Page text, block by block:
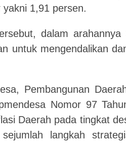
1,91 persen.
dalam
untuk mengendalikan
Pembangunan
Nomor 97
Daerah pada tingkat
langkah